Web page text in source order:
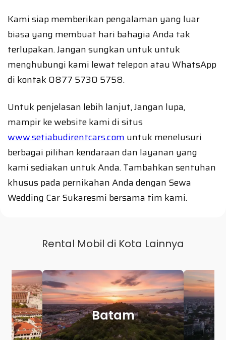
Kami siap memberikan pengalaman yang luar
biasa yang membuat hari bahagia Anda tak
terlupakan. Jangan sungkan untuk untuk
menghubungi kami lewat telepon atau WhatsApp
di kontak 0877 5730 5758.
Untuk penjelasan lebih lanjut, Jangan lupa,
mampir ke website kami di situs
www.setiabudirentcars.comuntuk menelusuri
berbagai pilihan kendaraan dan layanan yang
kami sediakan untuk Anda. Tambahkan sentuhan
khusus pada pernikahan Anda dengan Sewa
Wedding Car Sukaresmi bersama tim kami.
Rental Mobil di Kota Lainnya
Makassar